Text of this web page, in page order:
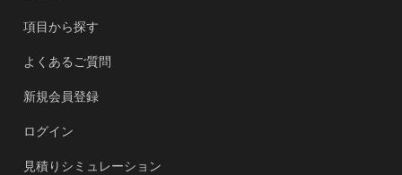
項目から探す
よくあるご質問
新規会員登録
ログイン
見積りシミュレーション